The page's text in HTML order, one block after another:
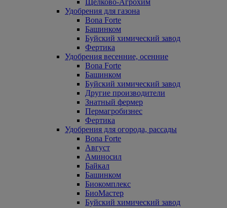
Щелково-Агрохим
Удобрения для газона
Bona Forte
Башинком
Буйский химический завод
Фертика
Удобрения весенние, осенние
Bona Forte
Башинком
Буйский химический завод
Другие производители
Знатный фермер
Пермагробизнес
Фертика
Удобрения для огорода, рассады
Bona Forte
Август
Аминосил
Байкал
Башинком
Биокомплекс
БиоМастер
Буйский химический завод